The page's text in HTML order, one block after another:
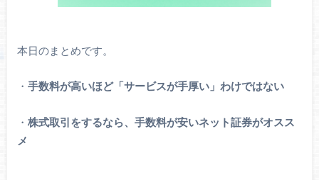
本日のまとめです。
・ 手数料が高いほど「サービスが手厚い」わけではない
・ 株式取引をするなら、手数料が安いネット証券がオスス
メ